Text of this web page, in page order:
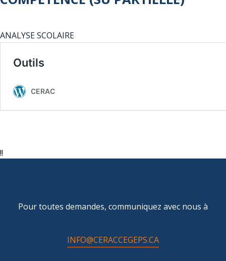
ANALYSE SCOLAIRE
!!
Pour toutes demandes, communiquez avec nous à
INFO@CERACCEGEPS.CA